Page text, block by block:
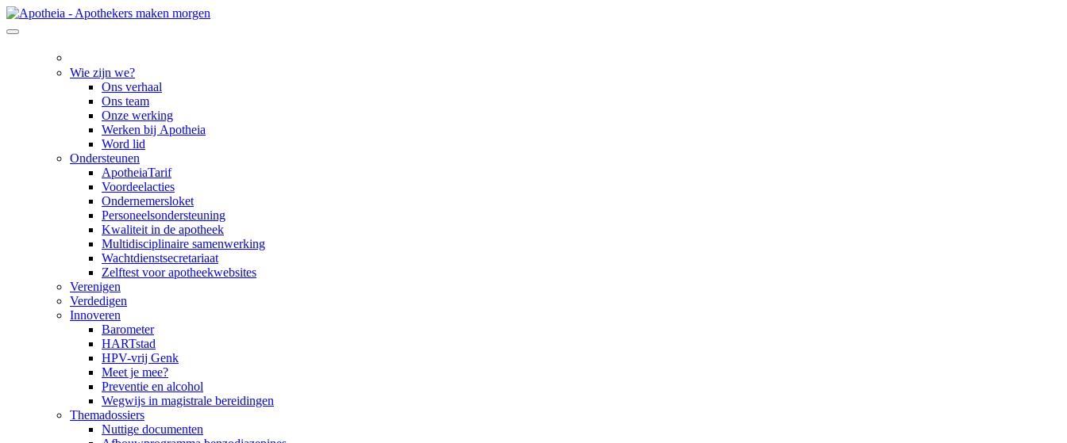
Wie zijn we?
Ons verhaal
Ons team
Onze werking
Werken bij Apotheia
Word lid
Ondersteunen
ApotheiaTarif
Voordeelacties
Ondernemersloket
Personeelsondersteuning
Kwaliteit in de apotheek
Multidisciplinaire samenwerking
Wachtdienstsecretariaat
Zelftest voor apotheekwebsites
Verenigen
Verdedigen
Innoveren
Barometer
HARTstad
HPV-vrij Genk
Meet je mee?
Preventie en alcohol
Wegwijs in magistrale bereidingen
Themadossiers
Nuttige documenten